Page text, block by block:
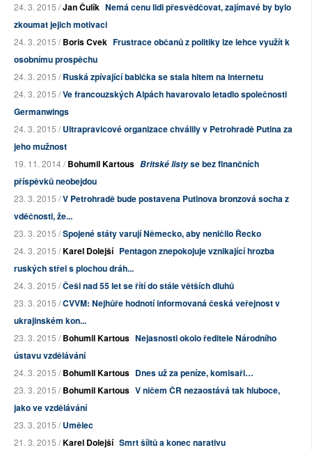
24. 3. 2015 /Jan Čulík Nemá cenu lidi přesvědčovat, zajímavé by bylo
zkoumat jejich motivaci
24. 3. 2015 /Boris Cvek Frustrace občanů z politiky lze lehce využít k
osobnímu prospěchu
24. 3. 2015 /Ruská zpívající babička se stala hitem na internetu
24. 3. 2015 /Ve francouzských Alpách havarovalo letadlo společnosti
Germanwings
24. 3. 2015 /Ultrapravicové organizace chválily v Petrohradě Putina za
jeho mužnost
19. 11. 2014 /Bohumil Kartous Britské listyse bez finančních
příspěvků neobejdou
23. 3. 2015 /V Petrohradě bude postavena Putinova bronzová socha z
vděčnosti, že...
23. 3. 2015 /Spojené státy varují Německo, aby neničilo Řecko
24. 3. 2015 /Karel Dolejší Pentagon znepokojuje vznikající hrozba
ruských střel s plochou dráh...
24. 3. 2015 /Češi nad 55 let se řítí do stále větších dluhů
23. 3. 2015 /CVVM: Nejhůře hodnotí informovaná česká veřejnost v
ukrajinském kon...
23. 3. 2015 /Bohumil Kartous Nejasnosti okolo ředitele Národního
ústavu vzdělávání
24. 3. 2015 /Bohumil Kartous Dnes už za peníze, komisaři…
23. 3. 2015 /Bohumil Kartous V ničem ČR nezaostává tak hluboce,
jako ve vzdělávání
23. 3. 2015 /Umělec
21. 3. 2015 /Karel Dolejší Smrt šíitů a konec narativu